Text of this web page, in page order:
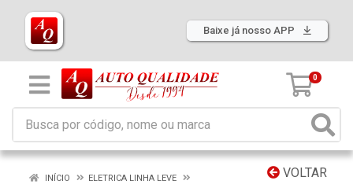
Baixe já nosso APP
0
VOLTAR
INÍCIO
ELETRICA LINHA LEVE